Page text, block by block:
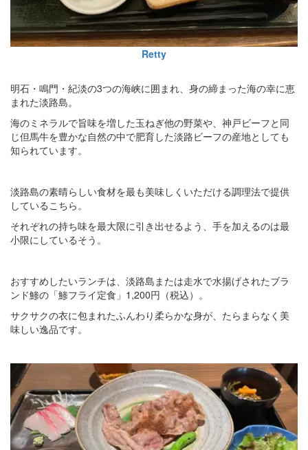
Retty
明石・鳴門・紀淡の3つの海峡に囲まれ、身の締まった海の幸に恵
まれた淡路島。
海のミネラルで旨味を増した玉ねぎ他の野菜や、神戸ビーフと同
じ但馬牛を豊かな自然の中で肥育した淡路ビーフの産地としても
知られています。
淡路島の素晴らしい食材を最も美味しくいただける調理法で提供
しているこちら。
それぞれの持ち味を最大限に引き出せるよう、手を加えるのは最
小限にしているそう。
おすすめしたいランチは、淡路島または走水で水揚げされたブラ
ンド鯵の「鯵フライ定食」1,200円（税込）。
サクサクの衣に包まれたふんわり柔らかな身が、たらまらなく美
味しい逸品です。